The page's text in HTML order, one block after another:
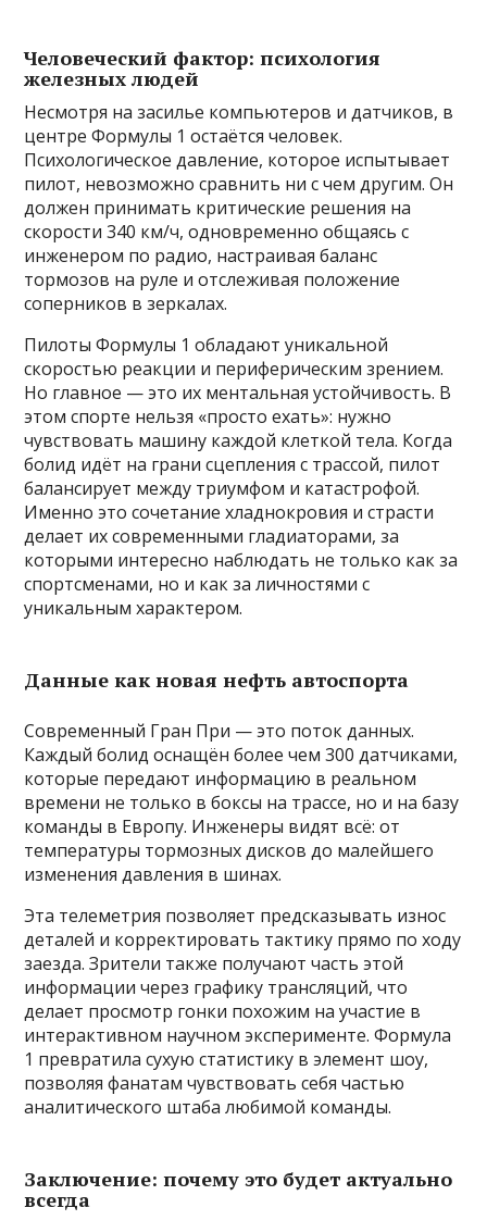
Человеческий фактор: психология
железных людей
Несмотря на засилье компьютеров и датчиков, в
центре Формулы 1 остаётся человек.
Психологическое давление, которое испытывает
пилот, невозможно сравнить ни с чем другим. Он
должен принимать критические решения на
скорости 340 км/ч, одновременно общаясь с
инженером по радио, настраивая баланс
тормозов на руле и отслеживая положение
соперников в зеркалах.
Пилоты Формулы 1 обладают уникальной
скоростью реакции и периферическим зрением.
Но главное — это их ментальная устойчивость. В
этом спорте нельзя «просто ехать»: нужно
чувствовать машину каждой клеткой тела. Когда
болид идёт на грани сцепления с трассой, пилот
балансирует между триумфом и катастрофой.
Именно это сочетание хладнокровия и страсти
делает их современными гладиаторами, за
которыми интересно наблюдать не только как за
спортсменами, но и как за личностями с
уникальным характером.
Данные как новая нефть автоспорта
Современный Гран При — это поток данных.
Каждый болид оснащён более чем 300 датчиками,
которые передают информацию в реальном
времени не только в боксы на трассе, но и на базу
команды в Европу. Инженеры видят всё: от
температуры тормозных дисков до малейшего
изменения давления в шинах.
Эта телеметрия позволяет предсказывать износ
деталей и корректировать тактику прямо по ходу
заезда. Зрители также получают часть этой
информации через графику трансляций, что
делает просмотр гонки похожим на участие в
интерактивном научном эксперименте. Формула
1 превратила сухую статистику в элемент шоу,
позволяя фанатам чувствовать себя частью
аналитического штаба любимой команды.
Заключение: почему это будет актуально
всегда